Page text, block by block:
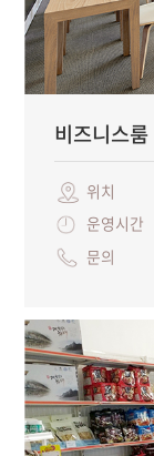
비즈니스룸
위치
운영시간
문의